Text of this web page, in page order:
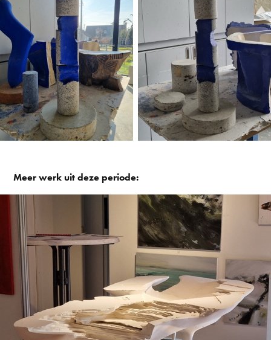
Meer werk uit deze periode:
De Wijsheid 02